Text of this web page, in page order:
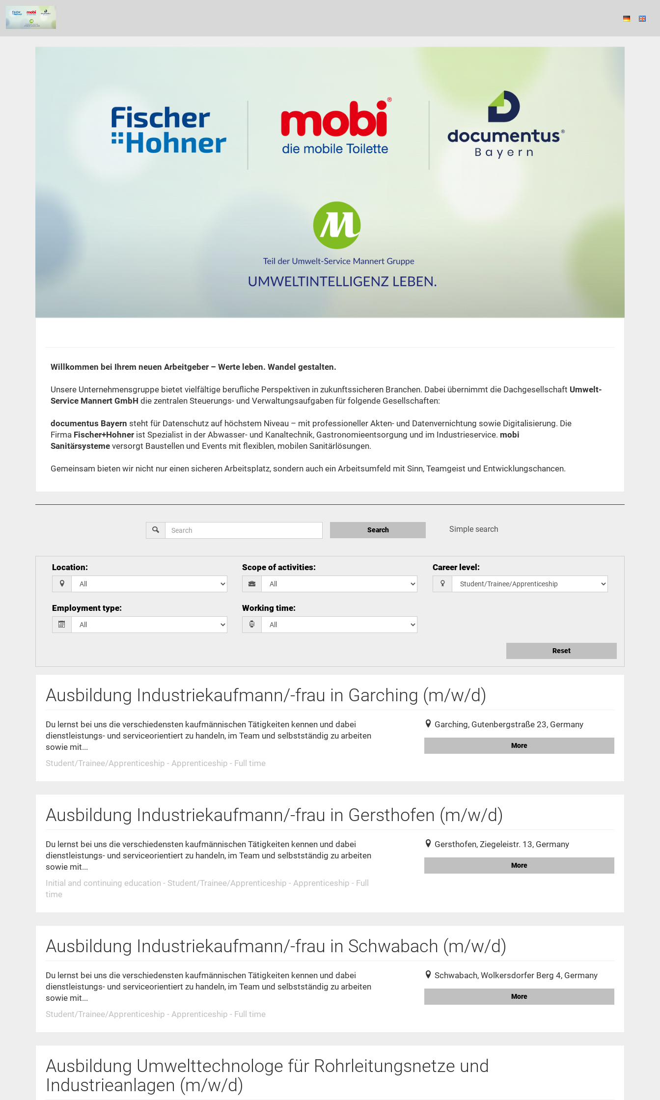
Willkommen bei Ihrem neuen Arbeitgeber – Werte leben. Wandel gestalten.
Unsere Unternehmensgruppe bietet vielfältige berufliche Perspektiven in zukunftssicheren Branchen. Dabei übernimmt die Dachgesellschaft Umwelt-
Service Mannert GmbH die zentralen Steuerungs- und Verwaltungsaufgaben für folgende Gesellschaften:
documentus Bayern steht für Datenschutz auf höchstem Niveau – mit professioneller Akten- und Datenvernichtung sowie Digitalisierung. Die
Firma Fischer+Hohner ist Spezialist in der Abwasser- und Kanaltechnik, Gastronomieentsorgung und im Industrieservice. mobi
Sanitärsysteme versorgt Baustellen und Events mit flexiblen, mobilen Sanitärlösungen.
Gemeinsam bieten wir nicht nur einen sicheren Arbeitsplatz, sondern auch ein Arbeitsumfeld mit Sinn, Teamgeist und Entwicklungschancen.
Search Simple search
Location: Scope of activities: Career level :
Employment type: Working time:
Reset
Ausbildung Industriekaufmann/-frau in Garching (m/w/d)
Du lernst bei uns die verschiedensten kaufmännischen Tätigkeiten kennen und dabei
dienstleistungs- und serviceorientiert zu handeln, im Team und selbstständig zu arbeiten
sowie mit...
Student/Trainee/Apprenticeship - Apprenticeship - Full time
Garching, Gutenbergstraße 23, Germany
More
Ausbildung Industriekaufmann/-frau in Gersthofen (m/w/d)
Du lernst bei uns die verschiedensten kaufmännischen Tätigkeiten kennen und dabei
dienstleistungs- und serviceorientiert zu handeln, im Team und selbstständig zu arbeiten
sowie mit...
Initial and continuing education - Student/Trainee/Apprenticeship - Apprenticeship - Full
time
Gersthofen, Ziegeleistr. 13, Germany
More
Ausbildung Industriekaufmann/-frau in Schwabach (m/w/d)
Du lernst bei uns die verschiedensten kaufmännischen Tätigkeiten kennen und dabei
dienstleistungs- und serviceorientiert zu handeln, im Team und selbstständig zu arbeiten
sowie mit...
Student/Trainee/Apprenticeship - Apprenticeship - Full time
Schwabach, Wolkersdorfer Berg 4, Germany
More
Ausbildung Umwelttechnologe für Rohrleitungsnetze und
Industrieanlagen (m/w/d)